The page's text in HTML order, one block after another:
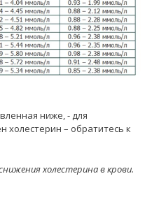
ниже, - для
холестерин – обратитесь к
холестерина в крови.